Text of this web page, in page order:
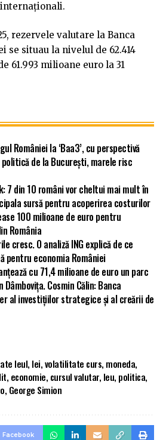
rezervele valutare la Banca
se situau la nivelul de 62.414
61.993 milioane euro la 31
României la ‘Baa3’, cu perspectivă
de la București, marele risc
7 din 10 români vor cheltui mai mult în
sursă pentru acoperirea costurilor
100 milioane de euro pentru
România
cresc. O analiză ING explică de ce
pentru economia României
cu 71,4 milioane de euro un parc
Cosmin Călin: Banca
al investițiilor strategice și al creării de
leul, lei,volatilitate curs, moneda,
, economie, cursul valutar, leu, politica,
, George Simion
Facebook